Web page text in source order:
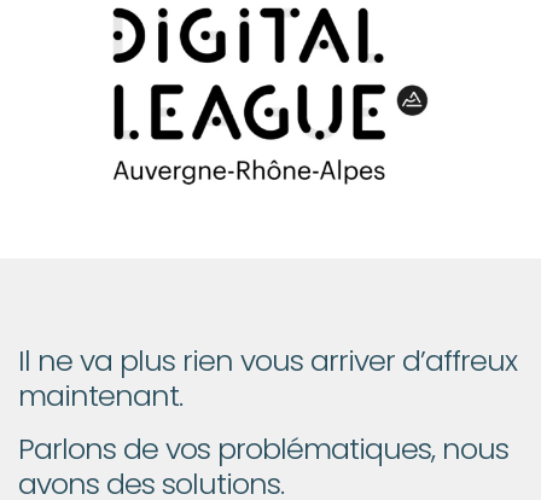
Il ne va plus rien vous arriver d’affreux
maintenant.
Parlons de vos problématiques, nous
avons des solutions.